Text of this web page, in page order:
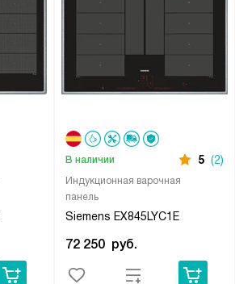
Индукционная варочная
панель
Siemens EX845LYC1E
В наличии 5 (2)
72 250 руб.